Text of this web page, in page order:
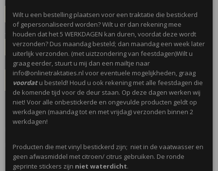
Aantal
IN WINKELWAGEN
Omschrijving
Leuk met een ronde sticker met thema naar wens!
Wilt u een bestelling plaatsen voor een traktatie die bestickerd
of gepersonaliseerd worden? Wilt u er dan rekening mee
houden dat het 5 WERKDAGEN kan duren, voordat deze wordt
verzonden? Dus maandag besteld; dan maandag een week later
uiterlijk verzonden. (met uiztzondering van feestdagen)Wilt u
graag eerder, stuurt u mij dan een mailtje naar
info@onlinetraktaties.nl voor eventuele mogelijkheden, graag
voordatu besteld! Houd u ook rekening met alle feestdagen die
de komende tijd voor de deur staan. Op deze dagen werken wij
niet! Voor alle onbestickerde en ongevulde producten geldt op
werkdagen (maandag tot en met vrijdag) verzonden binnen 2
werkdagen!
Producten die met vinyl bestickerd zijn; niet in de vaatwasser en
geen afwasmiddel met citroen/ citrus gebruiken. De ronde
geprinte stickers zijn niet waterdicht.